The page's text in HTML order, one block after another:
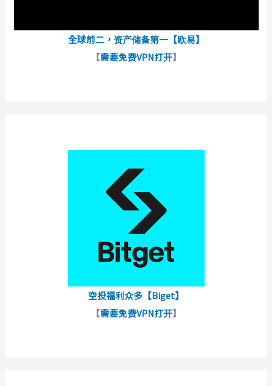
全球前二，资产储备第一【欧易】
【需要免费VPN打开】
空投福利众多【Biget】
【需要免费VPN打开】